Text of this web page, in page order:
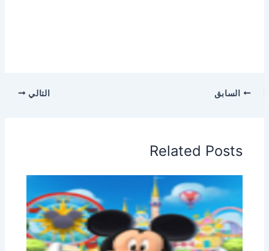
السابق التالي
Related Posts